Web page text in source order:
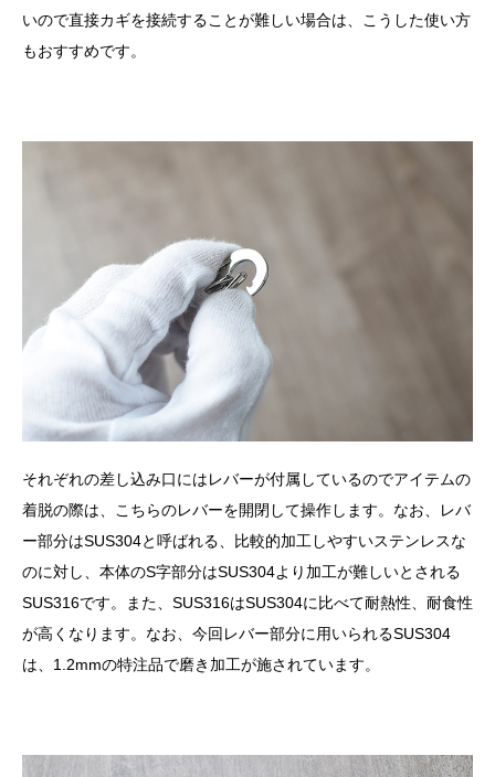
いので直接カギを接続することが難しい場合は、こうした使い方
もおすすめです。
それぞれの差し込み口にはレバーが付属しているのでアイテムの
着脱の際は、こちらのレバーを開閉して操作します。なお、レバ
ー部分はSUS304と呼ばれる、比較的加工しやすいステンレスな
のに対し、本体のS字部分はSUS304より加工が難しいとされる
SUS316です。また、SUS316はSUS304に比べて耐熱性、耐食性
が高くなります。なお、今回レバー部分に用いられるSUS304
は、1.2mmの特注品で磨き加工が施されています。